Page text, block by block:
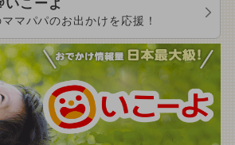
こーよ
マパパのお出かけを応援！